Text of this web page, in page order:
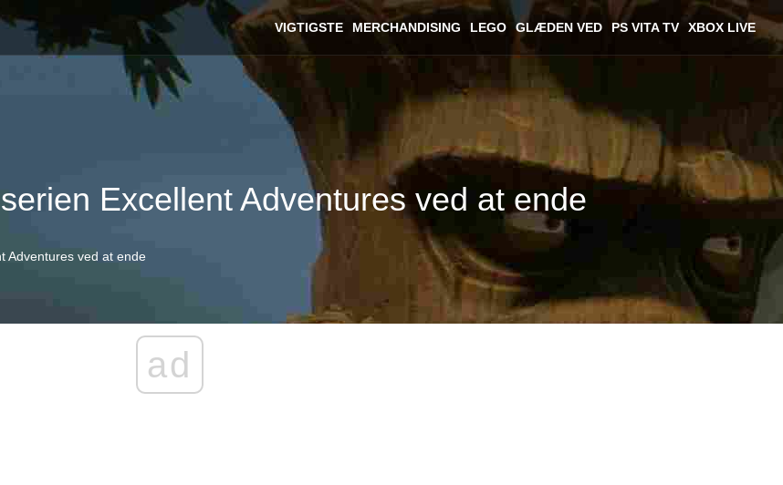
VIGTIGSTE MERCHANDISING LEGO GLÆDEN VED PS VITA TV XBOX LIVE
Excellent Adventures ved at ende
Adventures ved at ende
ad